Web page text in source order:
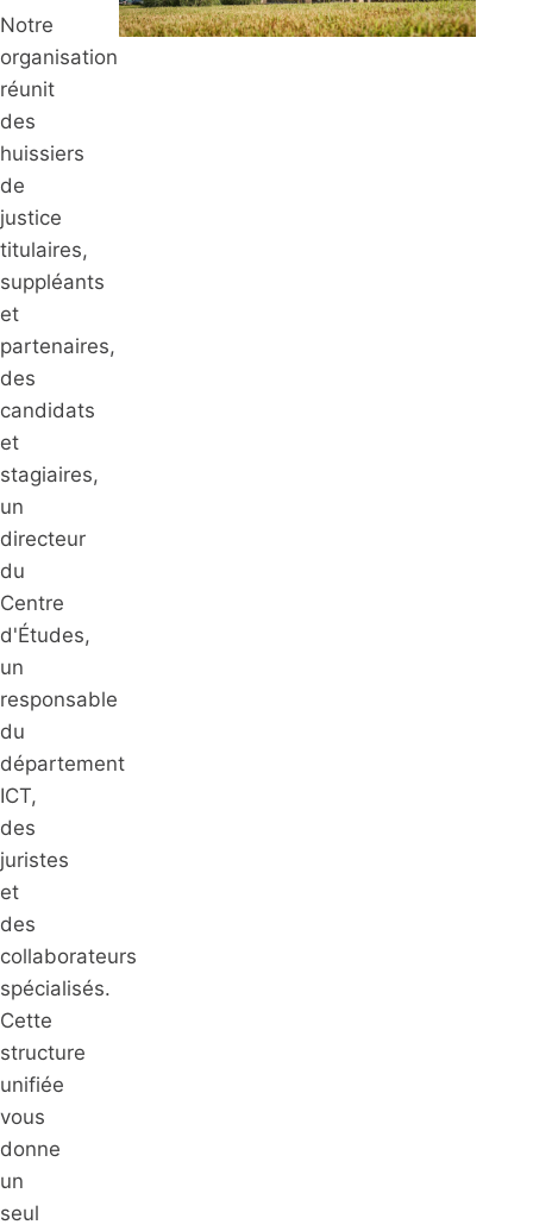
Notre
organisation
réunit
des
huissiers
de
justice
titulaires,
suppléants
et
partenaires,
des
candidats
et
stagiaires,
un
directeur
du
Centre
d'Études,
un
responsable
du
département
ICT,
des
juristes
et
des
collaborateurs
spécialisés.
Cette
structure
unifiée
vous
donne
un
seul